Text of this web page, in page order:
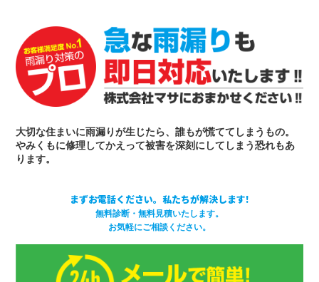
大切な住まいに雨漏りが生じたら、誰もが慌ててしまうもの。
やみくもに修理してかえって被害を深刻にしてしまう恐れもあ
ります。
まずお電話ください。私たちが解決します!
無料診断・無料見積いたします。
お気軽にご相談ください。